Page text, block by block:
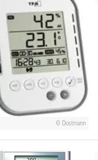
Dostmann